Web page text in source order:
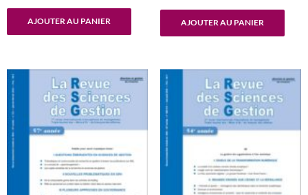
AJOUTER AU PANIER AJOUTER AU PANIER